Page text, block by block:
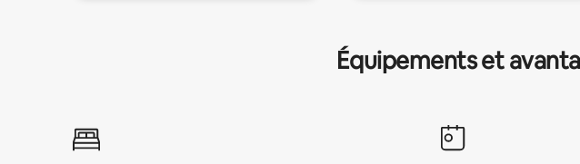
Équipements et